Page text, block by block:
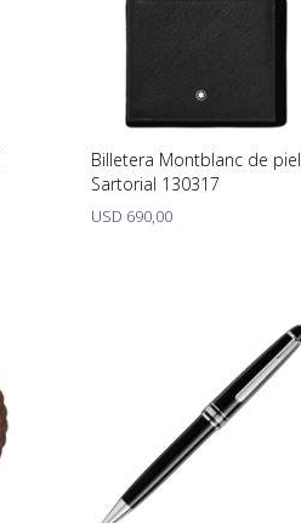
Billetera Montblanc de piel
Sartorial 130317
USD 690,00